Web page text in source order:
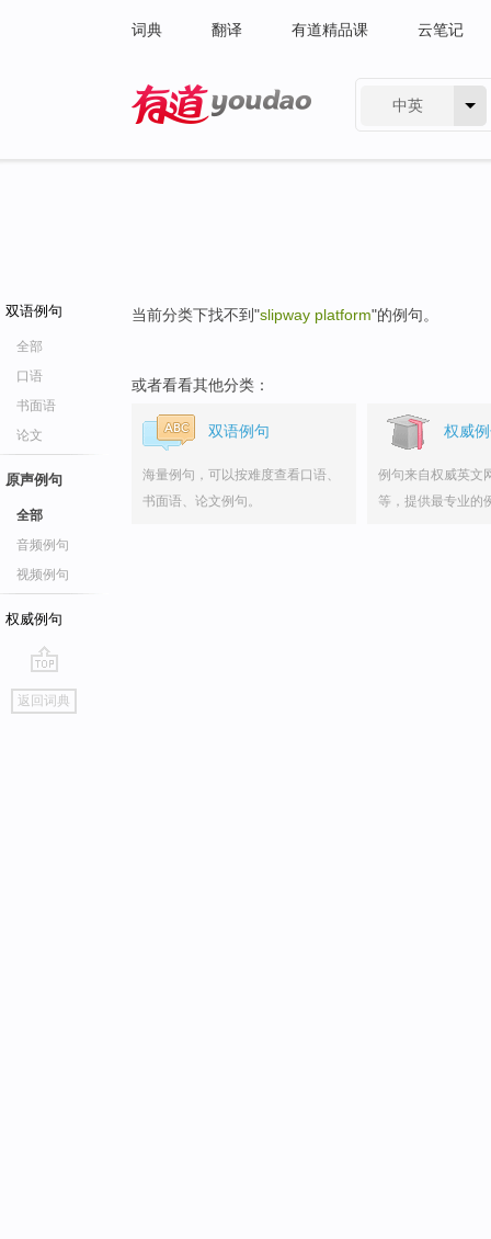
词典 翻译 有道精品课 云笔记
中英
双语例句
全部
口语
书面语
论文
原声例句
全部
音频例句
视频例句
权威例句
go
top
返回词典
当前分类下找不到"slipway platform"的例句。
或者看看其他分类：
双语例句
海量例句，可以按难度查看口语、
书面语、论文例句。
权威
例句来自权威英文
等，提供最专业的